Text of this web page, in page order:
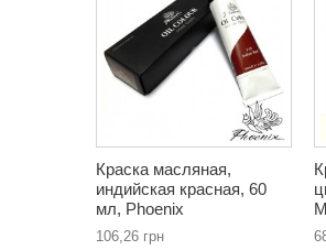
Краска масляная,
индийская красная, 60
мл, Phoenix
106,26 грн